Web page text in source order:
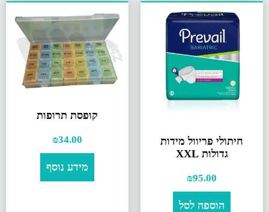
חיתולי פריוול מידות
גדולות XXL
₪95.00
הוספה לסל
קופסת תרופות
₪34.00
מידע נוסף